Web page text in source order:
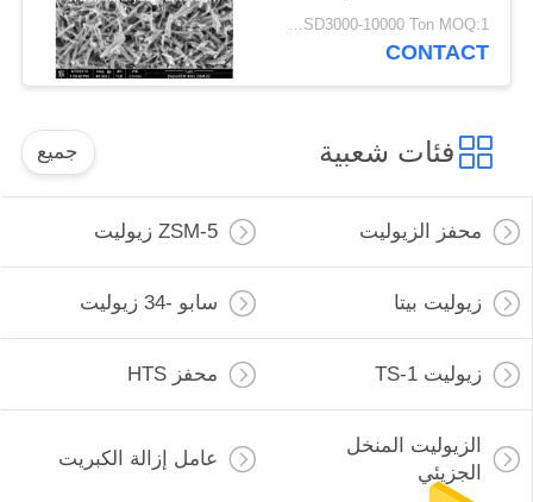
التحفيزي
USD3000-10000 Ton MOQ:1 كغم
CONTACT
فئات شعبية جميع
محفز الزيوليت ZSM-5 زيوليت
زيوليت بيتا سابو -34 زيوليت
زيوليت TS-1 محفز HTS
الزيوليت المنخل
الجزيئي
عامل إزالة الكبريت